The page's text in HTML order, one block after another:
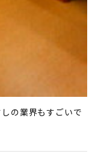
の業界もすごいで